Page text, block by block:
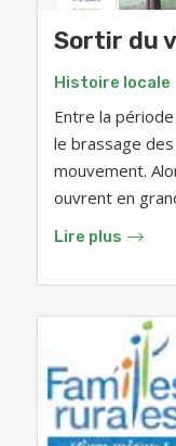
Sortir du
Histoire locale
Entre la
le brassage
mouvement.
ouvrent en
Lire plus